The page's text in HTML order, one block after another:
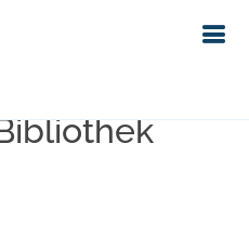
im Bestand